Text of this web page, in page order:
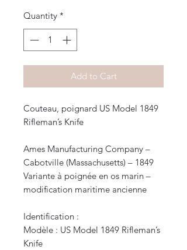
Quantity *
Add to Cart
Couteau, poignard US Model 1849
Rifleman’s Knife
Ames Manufacturing Company –
Cabotville (Massachusetts) – 1849
Variante à poignée en os marin –
modification maritime ancienne
Identification :
Modèle : US Model 1849 Rifleman’s
Knife